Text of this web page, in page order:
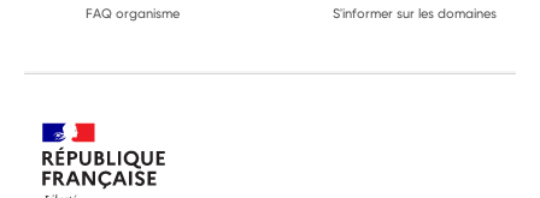
FAQ organisme
S'informer sur les domaines